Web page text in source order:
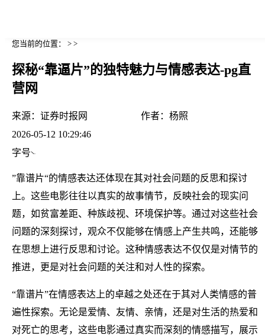
您当前的位置： > >
探秘“靠逼片”的独特魅力与情感表达-pg直
营网
来源： 证券时报网 作者： 杨照
2026-05-12 10:29:46
字号
”靠谱片“的情感表达还体现在其对社会问题的反思和探讨
上。这些电影往往以真实的故事情节，反映社会的现实问
题，如贫富差距、种族歧视、环境保护等。通过对这些社会
问题的深刻探讨，观众不仅能够在情感上产生共鸣，还能够
在思想上进行反思和讨论。这种情感表达不仅仅是对情节的
推进，更是对社会问题的关注和对人性的探索。
“靠谱片”在情感表达上的卓越之处还在于其对人类情感的普
遍性探索。无论是爱情、友情、亲情，还是对生活的热爱和
对死亡的思考，这些电影通过真实而深刻的情感描写，展示